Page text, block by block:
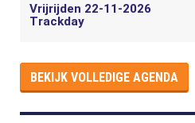
Vrijrijden 22-11-2026
Trackday
BEKIJK VOLLEDIGE AGENDA